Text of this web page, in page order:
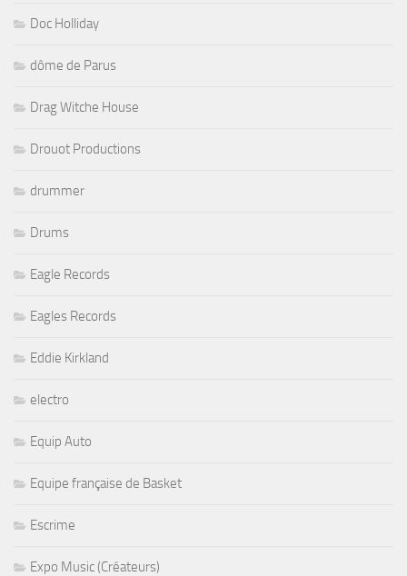
Doc Holliday
dôme de Parus
Drag Witche House
Drouot Productions
drummer
Drums
Eagle Records
Eagles Records
Eddie Kirkland
electro
Equip Auto
Equipe française de Basket
Escrime
Expo Music (Créateurs)